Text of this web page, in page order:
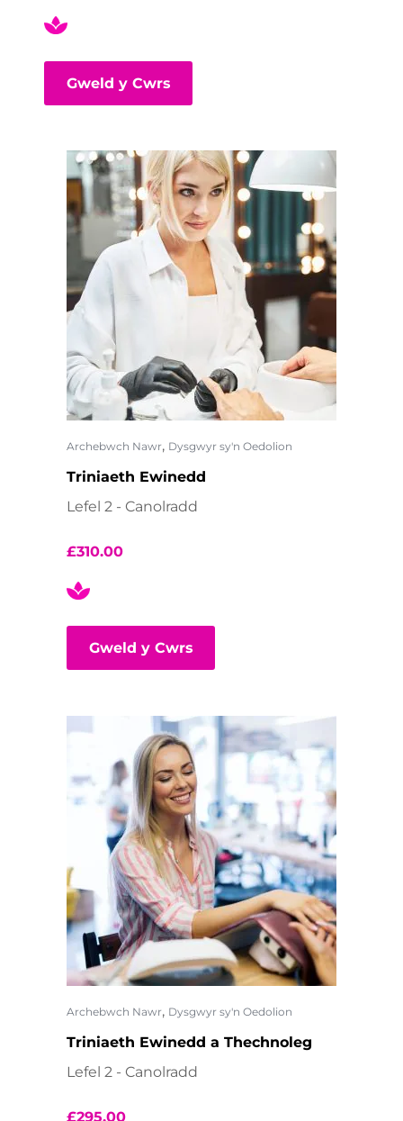
Gweld y Cwrs
Archebwch Nawr, Dysgwyr sy'n Oedolion
Triniaeth Ewinedd
Lefel 2 - Canolradd
£310.00
Gweld y Cwrs
Archebwch Nawr, Dysgwyr sy'n Oedolion
Triniaeth Ewinedd a Thechnoleg
Lefel 2 - Canolradd
£295.00